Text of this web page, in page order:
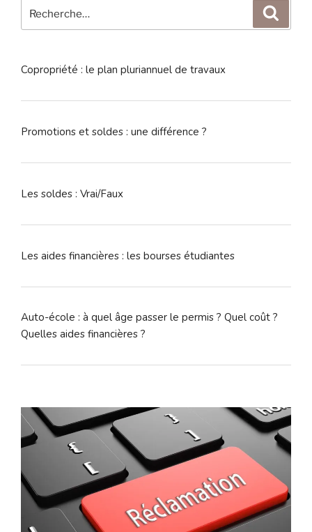
pour
Copropriété : le plan pluriannuel de travaux
Promotions et soldes : une différence ?
Les soldes : Vrai/Faux
Les aides financières : les bourses étudiantes
Auto-école : à quel âge passer le permis ? Quel coût ?
Quelles aides financières ?